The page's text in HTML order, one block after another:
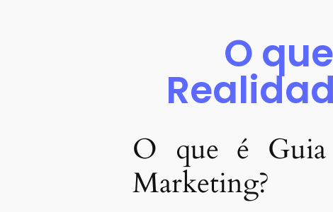
O
O que é Guia
Marketing?